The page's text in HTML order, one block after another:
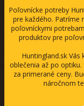
Poľovnícke potreby
pre každého. Patríme
poľovníckymi
produktov pre
Huntingland.sk
oblečenia až po
za primerané ceny.
náročnom